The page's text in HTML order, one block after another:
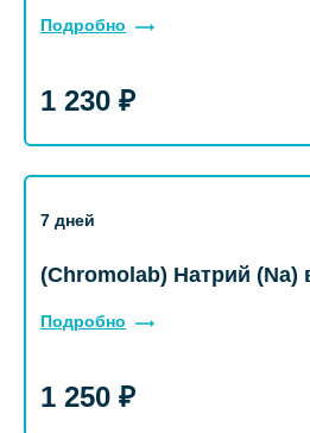
Подробно
1 230 ₽
7 дней
(Chromolab) Натрий
Подробно
1 250 ₽